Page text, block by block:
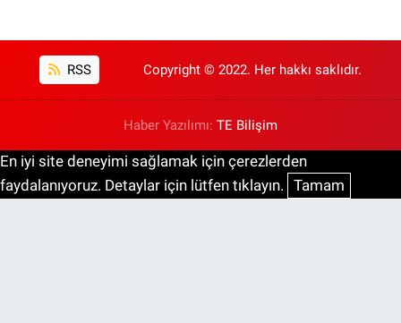
RSS Copyright © 2022. Her hakkı saklıdır.
Haber Yazılımı: TE Bilişim
En iyi site deneyimi sağlamak için çerezlerden
faydalanıyoruz. Detaylar için lütfen tıklayın. Tamam